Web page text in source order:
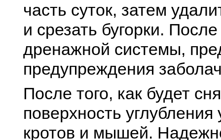
часть суток, затем
и срезать бугорки.
дренажной системы,
предупреждения
После того, как будет
поверхность
кротов и мышей.